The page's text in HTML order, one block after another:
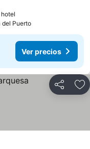
del Puerto
Ver precios
Compartir